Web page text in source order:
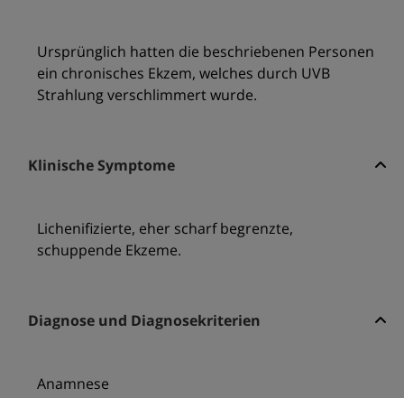
Ursprünglich hatten die beschriebenen Personen
ein chronisches Ekzem, welches durch UVB
Strahlung verschlimmert wurde.
Klinische Symptome
Lichenifizierte, eher scharf begrenzte,
schuppende Ekzeme.
Diagnose und Diagnosekriterien
Anamnese